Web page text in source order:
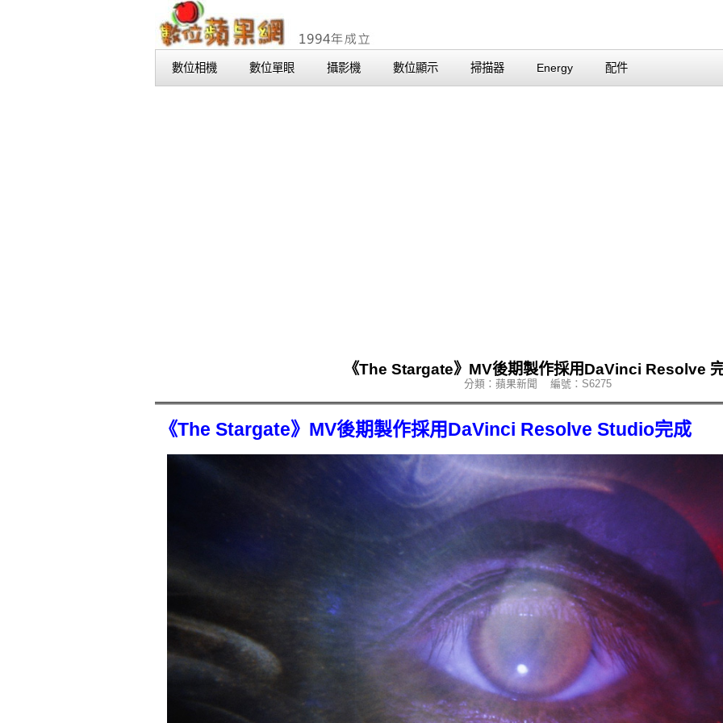
數位相機 數位單眼 攝影機 數位顯示 掃描器 Energy 配件
《The Stargate》MV後期製作採用DaVinci Resolve
分類：蘋果新聞 編號：S6275
《The Stargate》MV後期製作採用DaVinci Resolve Studio完成